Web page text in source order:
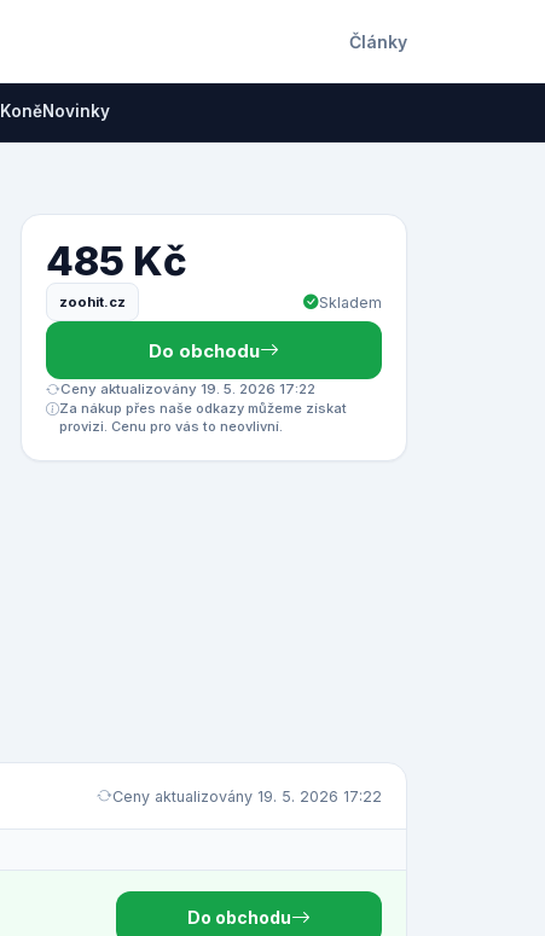
Články
KoněNovinky
485 Kč
zoohit.cz Skladem
Do obchodu
Ceny aktualizovány 19. 5. 2026 17:22
Za nákup přes naše odkazy můžeme získat
provizi. Cenu pro vás to neovlivní.
Ceny aktualizovány 19. 5. 2026 17:22
Do obchodu